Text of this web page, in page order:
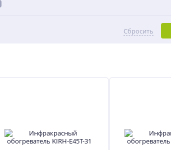
Сбросить